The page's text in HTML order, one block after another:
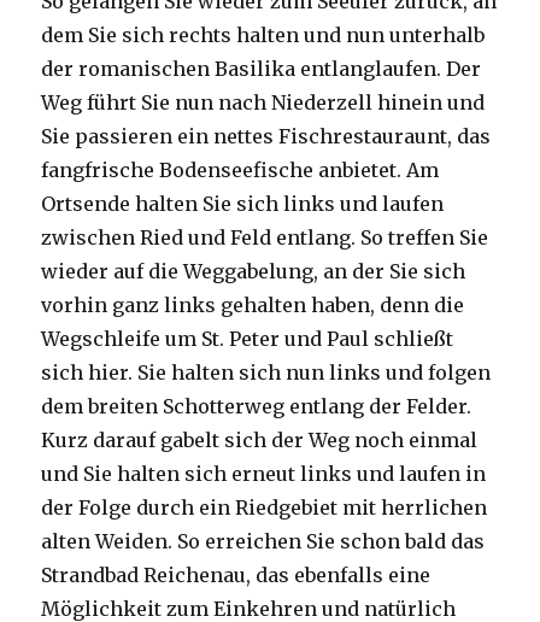
dem Sie sich rechts halten und nun unterhalb
der romanischen Basilika entlanglaufen. Der
Weg führt Sie nun nach Niederzell hinein und
Sie passieren ein nettes Fischrestauraunt, das
fangfrische Bodenseefische anbietet. Am
Ortsende halten Sie sich links und laufen
zwischen Ried und Feld entlang. So treffen Sie
wieder auf die Weggabelung, an der Sie sich
vorhin ganz links gehalten haben, denn die
Wegschleife um St. Peter und Paul schließt
sich hier. Sie halten sich nun links und folgen
dem breiten Schotterweg entlang der Felder.
Kurz darauf gabelt sich der Weg noch einmal
und Sie halten sich erneut links und laufen in
der Folge durch ein Riedgebiet mit herrlichen
alten Weiden. So erreichen Sie schon bald das
Strandbad Reichenau, das ebenfalls eine
Möglichkeit zum Einkehren und natürlich